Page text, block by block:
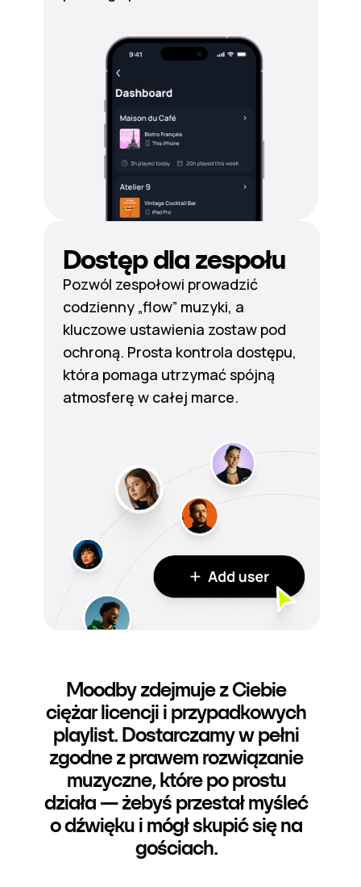
Dostęp dla zespołu
Pozwól zespołowi prowadzić
codzienny „flow” muzyki, a
kluczowe ustawienia zostaw pod
ochroną. Prosta kontrola dostępu,
która pomaga utrzymać spójną
atmosferę w całej marce.
Moodby zdejmuje z Ciebie
ciężar licencji i przypadkowych
playlist. Dostarczamy w pełni
zgodne z prawem rozwiązanie
muzyczne, które po prostu
działa — żebyś przestał myśleć
o dźwięku i mógł skupić się na
gościach.